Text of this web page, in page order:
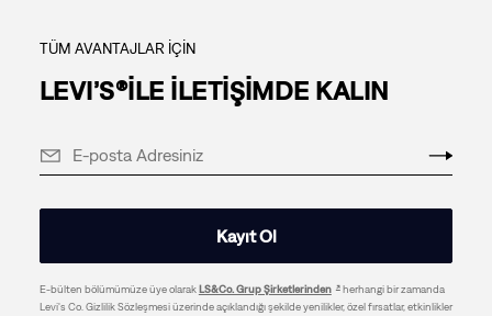
TÜM AVANTAJLAR İÇİN
LEVI’S®İLE İLETİŞİMDE KALIN
Kayıt Ol
E-bülten bölümümüze üye olarakLS&Co. Grup Şirketlerinden
herhangi bir zamanda
Levi's Co. Gizlilik Sözleşmesi üzerinde açıklandığı şekilde yenilikler, özel fırsatlar, etkinlikler